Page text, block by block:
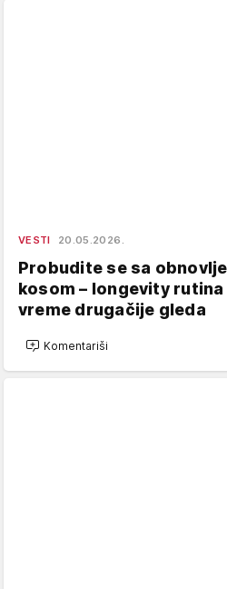
VESTI 20.05.2026.
Probudite se sa
kosom – longevity rutina
vreme drugačije gleda
Komentariši